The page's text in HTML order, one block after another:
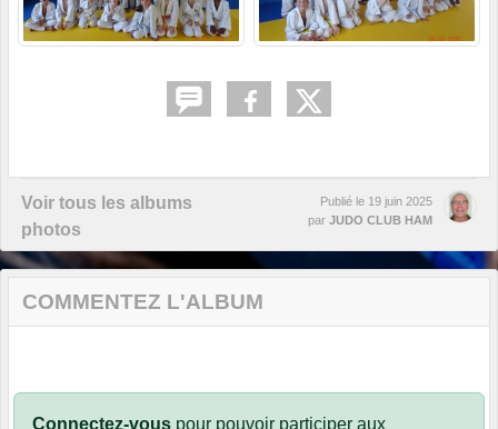
Voir tous les albums
photos
Publié le 19 juin 2025
par JUDO CLUB HAM
COMMENTEZ L'ALBUM
Connectez-vous pour pouvoir participer aux